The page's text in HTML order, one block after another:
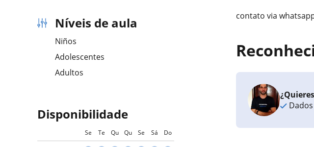
Níveis de aula
Niños
Adolescentes
Adultos
Disponibilidade
Se Te Qu Qu Se Sá Do
contato via